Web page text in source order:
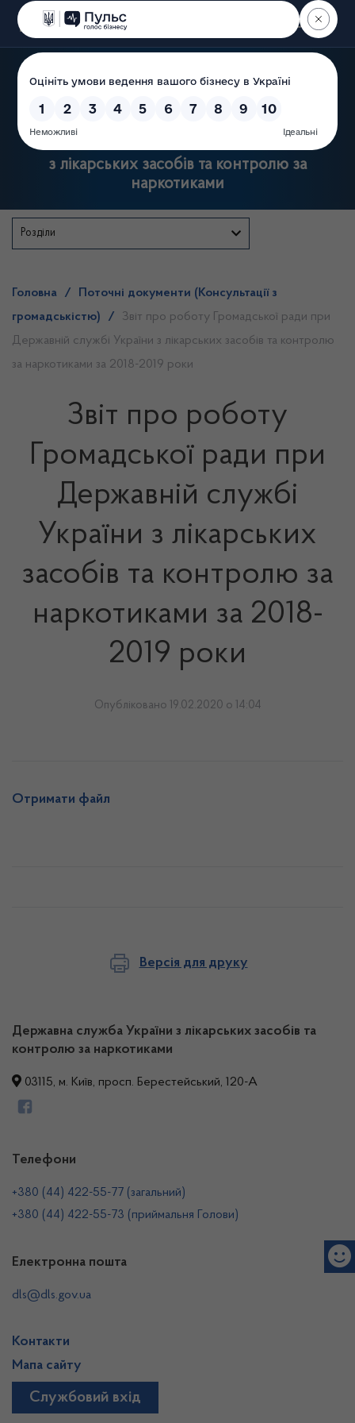
Пошук
Державна служба України
з лікарських засобів та контролю за
наркотиками
Розділи
Головна /
Поточні документи (Консультації з
громадськістю)
/
Звіт про роботу Громадської ради при
Державній службі України з лікарських засобів та контролю
за наркотиками за 2018-2019 роки
Звіт про роботу
Громадської ради при
Державній службі
України з лікарських
засобів та контролю за
наркотиками за 2018-
2019 роки
Опубліковано 19.02.2020 о 14:04
Отримати файл
Версія для друку
Державна служба України з лікарських засобів та
контролю за наркотиками
03115, м. Київ, просп. Берестейський, 120-А
Телефони
+380 (44) 422-55-77 (загальний)
+380 (44) 422-55-73 (приймальня Голови)
Електронна пошта
dls@dls.gov.ua
Контакти
Мапа сайту
Службовий вхід